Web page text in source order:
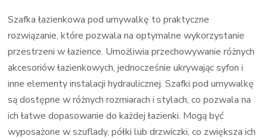
Szafka łazienkowa pod umywalkę to praktyczne
rozwiązanie, które pozwala na optymalne wykorzystanie
przestrzeni w łazience. Umożliwia przechowywanie różnych
akcesoriów łazienkowych, jednocześnie ukrywając syfon i
inne elementy instalacji hydraulicznej. Szafki pod umywalkę
są dostępne w różnych rozmiarach i stylach, co pozwala na
ich łatwe dopasowanie do każdej łazienki. Mogą być
wyposażone w szuflady, półki lub drzwiczki, co zwiększa ich